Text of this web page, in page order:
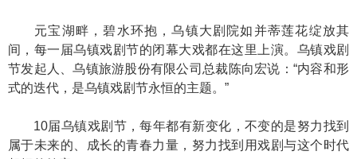
元宝湖畔，碧水环抱，乌镇大剧院如并蒂莲花绽放其
间，每一届乌镇戏剧节的闭幕大戏都在这里上演。乌镇戏剧
节发起人、乌镇旅游股份有限公司总裁陈向宏说：“内容和形
式的迭代，是乌镇戏剧节永恒的主题。”
10届乌镇戏剧节，每年都有新变化，不变的是努力找到
属于未来的、成长的青春力量，努力找到用戏剧与这个时代